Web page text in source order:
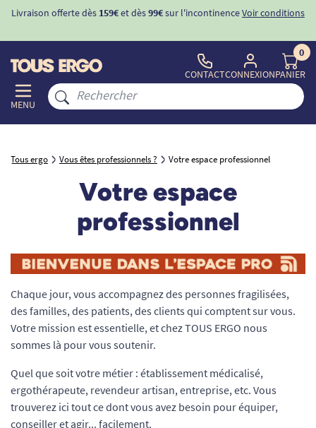
Livraison offerte dès 159€et dès99€sur l'incontinenceVoir conditions
MENU
CONTACTCONNEXION
0
PANIER
Tous ergo Vous êtes professionnels ? Votre espace professionnel
Votre espace
professionnel
Chaque jour, vous accompagnez des personnes fragilisées,
des familles, des patients, des clients qui comptent sur vous.
Votre mission est essentielle, et chez TOUS ERGO nous
sommes là pour vous soutenir.
Quel que soit votre métier : établissement médicalisé,
ergothérapeute, revendeur artisan, entreprise, etc. Vous
trouverez ici tout ce dont vous avez besoin pour équiper,
conseiller et agir... facilement.